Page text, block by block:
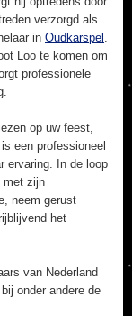
verzorgd als
in Oudkarspel .
Loo te komen om
professionele
op uw feest,
een professioneel
ervaring. In de loop
met zijn
neem gerust
het
van Nederland
onder andere de